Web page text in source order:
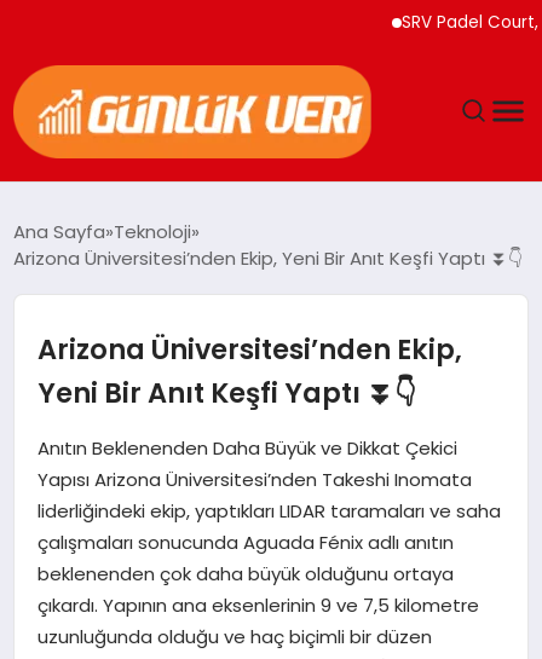
SRV Padel Court, 24
YAŞAM
EĞITIM
EKONOMI
GENEL
SPOR
TEKNOLOJI
Ana Sayfa Teknoloji
Arizona Üniversitesi’nden Ekip, Yeni Bir Anıt Keşfi Yaptı ⏬👇
Arizona Üniversitesi’nden Ekip,
Yeni Bir Anıt Keşfi Yaptı ⏬👇
Anıtın Beklenenden Daha Büyük ve Dikkat Çekici
Yapısı Arizona Üniversitesi’nden Takeshi Inomata
liderliğindeki ekip, yaptıkları LIDAR taramaları ve saha
çalışmaları sonucunda Aguada Fénix adlı anıtın
beklenenden çok daha büyük olduğunu ortaya
çıkardı. Yapının ana eksenlerinin 9 ve 7,5 kilometre
uzunluğunda olduğu ve haç biçimli bir düzen